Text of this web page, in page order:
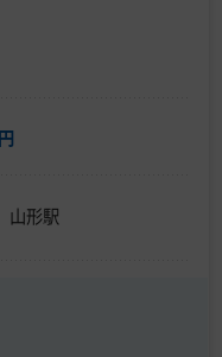
山形駅